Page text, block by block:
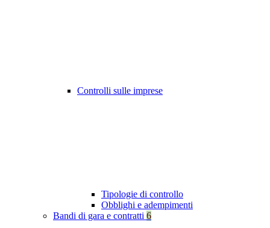
Controlli sulle imprese
Tipologie di controllo
Obblighi e adempimenti
Bandi di gara e contratti 6